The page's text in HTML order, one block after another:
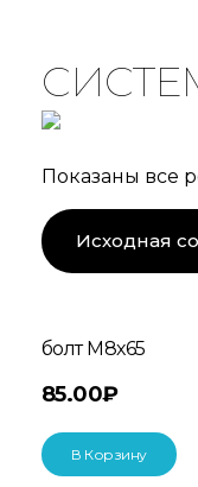
Показаны все
болт М8х65
85.00₽
В Корзину